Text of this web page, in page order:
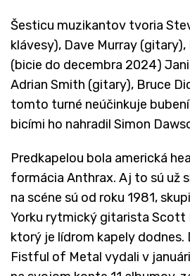
Šesticu muzikantov tvoria
klávesy), Dave Murray
(bicie do decembra 2024)
Adrian Smith (gitary), Bruce
tomto turné neúčinkuje
bicími ho nahradil Simon
Predkapelou bola americká
formácia Anthrax. Aj to sú už
na scéne sú od roku 1981,
Yorku rytmický gitarista Scott
ktorý je lídrom kapely dodnes.
Fistful of Metal vydali v